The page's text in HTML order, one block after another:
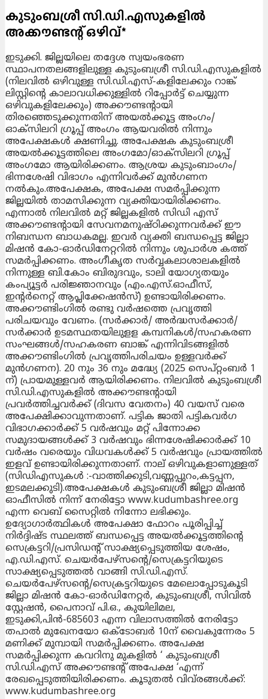
കുടുംബശ്രീ സി.ഡി.എസുകളില്‍
അക്കൗണ്ടന്റ് ഒഴിവ്*
ഇടുക്കി. ജില്ലയിലെ തദ്ദേശ സ്വയംഭരണ
സ്ഥാപനതലങ്ങളിലുള്ള കുടുംബശ്രീ സി.ഡി.എസുകളില്‍
(നിലവില്‍ ഒഴിവുള്ള സി.ഡി.എസ്-കളിലേക്കും റാങ്ക്
ലിസ്റ്റിന്റെ കാലാവധിക്കുള്ളില്‍ റിപ്പോര്‍ട്ട് ചെയ്യുന്ന
ഒഴിവുകളിലേക്കും) അക്കൗണ്ടന്റായി
തിരഞ്ഞെടുക്കുന്നതിന് അയല്‍ക്കൂട്ട അംഗം/
ഓക്‌സിലറി ഗ്രൂപ്പ് അംഗം ആയവരില്‍ നിന്നും
അപേക്ഷകള്‍ ക്ഷണിച്ചു. അപേക്ഷക കുടുംബശ്രീ
അയല്‍ക്കൂട്ടത്തിലെ അംഗമോ/ഓക്‌സിലറി ഗ്രൂപ്പ്
അംഗമോ ആയിരിക്കണം. ആശ്രയ കുടുംബാംഗം/
ഭിന്നശേഷി വിഭാഗം എന്നിവര്‍ക്ക് മുന്‍ഗണന
നല്‍കും.അപേക്ഷക, അപേക്ഷ സമര്‍പ്പിക്കുന്ന
ജില്ലയില്‍ താമസിക്കുന്ന വ്യക്തിയായിരിക്കണം.
എന്നാല്‍ നിലവില്‍ മറ്റ് ജില്ലകളില്‍ സിഡി എസ്
അക്കൗണ്ടന്റായി സേവനമനുഷ്ഠിക്കുന്നവര്‍ക്ക് ഈ
നിബന്ധന ബാധകമല്ല. ഇവര്‍ വ്യക്തി ബന്ധപ്പെട്ട ജില്ലാ
മിഷന്‍ കോ-ഓര്‍ഡിനേറ്ററില്‍ നിന്നും ശുപാര്‍ശ കത്ത്
സമര്‍പ്പിക്കണം. അംഗീകൃത സര്‍വ്വകലാശാലകളില്‍
നിന്നുള്ള ബി.കോം ബിരുദവും, ടാലി യോഗ്യതയും
കംപ്യൂട്ടര്‍ പരിജ്ഞാനവും (എം.എസ്.ഓഫീസ്,
ഇന്റര്‍നെറ്റ് ആപ്ലിക്കേഷന്‍സ്) ഉണ്ടായിരിക്കണം.
അക്കൗണ്ടിംഗില്‍ രണ്ടു വര്‍ഷത്തെ പ്രവൃത്തി
പരിചയവും വേണം. (സര്‍ക്കാര്‍/ അര്‍ദ്ധസര്‍ക്കാര്‍/
സര്‍ക്കാര്‍ ഉടമസ്ഥതയിലുളള കമ്പനികള്‍/സഹകരണ
സംഘങ്ങള്‍/സഹകരണ ബാങ്ക് എന്നിവിടങ്ങളില്‍
അക്കൗണ്ടിംഗില്‍ പ്രവൃത്തിപരിചയം ഉള്ളവര്‍ക്ക്
മുന്‍ഗണന). 20 നും 36 നും മദ്ധ്യേ (2025 സെപ്റ്റംബര്‍ 1
ന്) പ്രായമുള്ളവര്‍ ആയിരിക്കണം. നിലവില്‍ കുടുംബശ്രീ
സി.ഡി.എസുകളില്‍ അക്കൗണ്ടന്റായി
പ്രവര്‍ത്തിച്ചവര്‍ക്ക് (ദിവസ വേതനം) 40 വയസ് വരെ
അപേക്ഷിക്കാവുന്നതാണ്. പട്ടിക ജാതി പട്ടികവര്‍ഗ
വിഭാഗക്കാര്‍ക്ക് 5 വര്‍ഷവും മറ്റ് പിന്നോക്ക
സമുദായങ്ങള്‍ക്ക് 3 വര്‍ഷവും ഭിന്നശേഷിക്കാര്‍ക്ക് 10
വര്‍ഷം വരെയും വിധവകള്‍ക്ക് 5 വര്‍ഷവും പ്രായത്തില്‍
ഇളവ് ഉണ്ടായിരിക്കുന്നതാണ്. നാല് ഒഴിവുകളാണുള്ളത്
(സിഡിഎസുകള്‍ :-വാത്തിക്കുടി,വണ്ണപ്പുറം,കട്ടപ്പന,
ഇടമലക്കുടി).അപേക്ഷകള്‍ കുടുംബശ്രീ ജില്ലാ മിഷന്‍
ഓഫീസില്‍ നിന്ന് നേരിട്ടോ www.kudumbashree.org
എന്ന വെബ് സൈറ്റില്‍ നിന്നോ ലഭിക്കും.
ഉദ്യോഗാര്‍ത്ഥികള്‍ അപേക്ഷാ ഫോറം പൂരിപ്പിച്ച്
നിര്‍ദ്ദിഷ്ട സ്ഥലത്ത് ബന്ധപ്പെട്ട അയല്‍ക്കൂട്ടത്തിന്റെ
സെക്രട്ടറി/പ്രസിഡന്റ് സാക്ഷ്യപ്പെടുത്തിയ ശേഷം,
എ.ഡി.എസ്. ചെയര്‍പേഴ്‌സന്റെ/സെക്രട്ടറിയുടെ
സാക്ഷ്യപ്പെടുത്തല്‍ വാങ്ങി സി.ഡി.എസ്.
ചെയര്‍പേഴ്‌സന്റെ/സെക്രട്ടറിയുടെ മേലൊപ്പോടുകൂടി
ജില്ലാ മിഷന്‍ കോ-ഓര്‍ഡിനേറ്റര്‍, കുടുംബശ്രീ, സിവില്‍
സ്റ്റേഷന്‍, പൈനാവ് പി.ഒ., കുയിലിമല,
ഇടുക്കി,പിന്‍-685603 എന്ന വിലാസത്തില്‍ നേരിട്ടോ
തപാല്‍ മുഖേനയോ ഒക്ടോബര്‍ 10ന് വൈകുന്നേരം 5
മണിക്ക് മുമ്പായി സമര്‍പ്പിക്കണം. അപേക്ഷ
സമര്‍പ്പിക്കുന്ന കവറിനു മുകളില്‍ ‘ കുടുംബശ്രീ
സി.ഡി.എസ് അക്കൗണ്ടന്റ് അപേക്ഷ ‘എന്ന്
രേഖപ്പെടുത്തിയിരിക്കണം. കൂടുതല്‍ വിവ്‌രങ്ങള്‍ക്ക്:
www.kudumbashree.org